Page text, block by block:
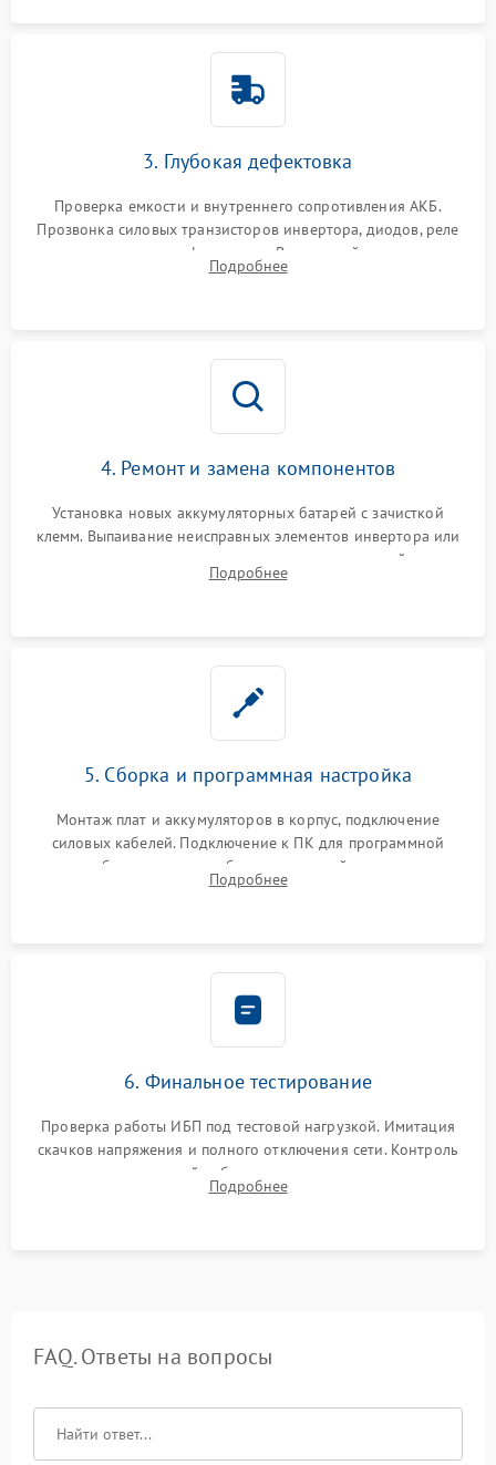
3. Глубокая дефектовка
Проверка емкости и внутреннего сопротивления АКБ.
Прозвонка силовых транзисторов инвертора, диодов, реле
переключения и трансформатора. Визуальный поиск вздутых
конденсаторов и прогаров на печатной плате.
Подробнее
4. Ремонт и замена компонентов
Установка новых аккумуляторных батарей с зачисткой
клемм. Выпаивание неисправных элементов инвертора или
цепи зарядки и монтаж новых радиодеталей.
Восстановление поврежденных токоведущих дорожек и
Подробнее
5. Сборка и программная настройка
Монтаж плат и аккумуляторов в корпус, подключение
силовых кабелей. Подключение к ПК для программной
калибровки констант батареи, настройки порогов
срабатывания AVR и сброса счетчиков старения АКБ.
Подробнее
6. Финальное тестирование
Проверка работы ИБП под тестовой нагрузкой. Имитация
скачков напряжения и полного отключения сети. Контроль
времени автономной работы, температурного режима и
корректности формы выходного сигнала.
Подробнее
FAQ. Ответы на вопросы